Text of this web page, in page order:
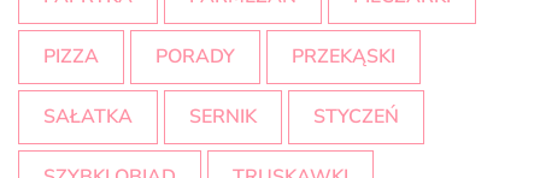
PIZZA PORADY PRZEKĄSKI
SAŁATKA SERNIK STYCZEŃ